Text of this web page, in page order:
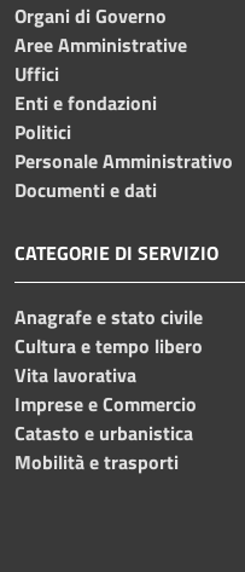
Organi di Governo
Aree Amministrative
Uffici
Enti e fondazioni
Politici
Personale Amministrativo
Documenti e dati
CATEGORIE DI SERVIZIO
Anagrafe e stato civile
Cultura e tempo libero
Vita lavorativa
Imprese e Commercio
Catasto e urbanistica
Mobilità e trasporti